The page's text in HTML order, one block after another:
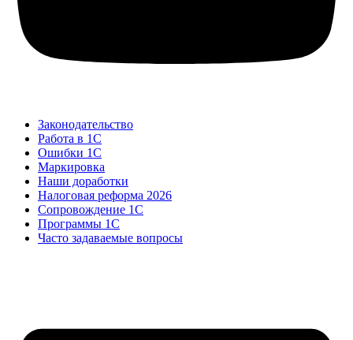
Законодательство
Работа в 1С
Ошибки 1С
Маркировка
Наши доработки
Налоговая реформа 2026
Сопровождение 1С
Программы 1С
Часто задаваемые вопросы